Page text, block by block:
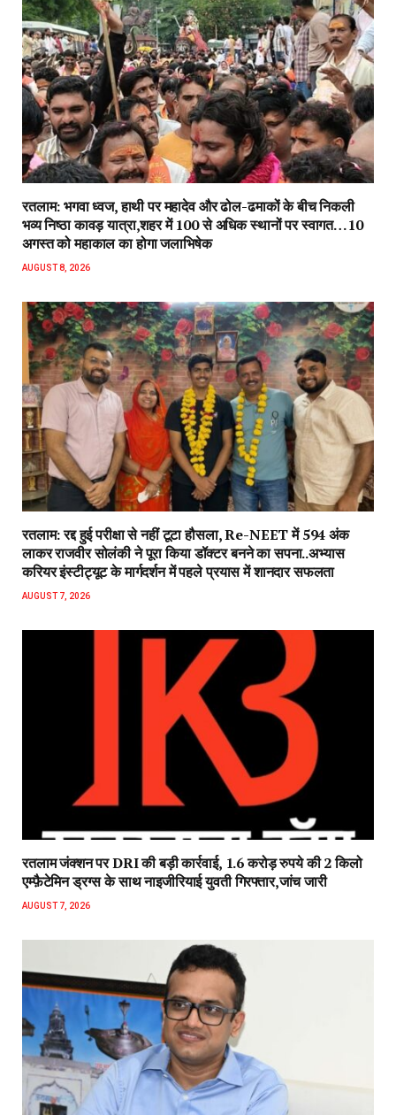
रतलाम: भगवा ध्वज, हाथी पर महादेव और ढोल-ढमाकों के बीच निकली
भव्य निष्ठा कावड़ यात्रा,शहर में 100 से अधिक स्थानों पर स्वागत…10
अगस्त को महाकाल का होगा जलाभिषेक
AUGUST 8, 2026
रतलाम: रद्द हुई परीक्षा से नहीं टूटा हौसला, Re-NEET में 594 अंक
लाकर राजवीर सोलंकी ने पूरा किया डॉक्टर बनने का सपना..अभ्यास
करियर इंस्टीट्यूट के मार्गदर्शन में पहले प्रयास में शानदार सफलता
AUGUST 7, 2026
रतलाम जंक्शन पर DRI की बड़ी कार्रवाई, 1.6 करोड़ रुपये की 2 किलो
एम्फ़ैटेमिन ड्रग्स के साथ नाइजीरियाई युवती गिरफ्तार,जांच जारी
AUGUST 7, 2026